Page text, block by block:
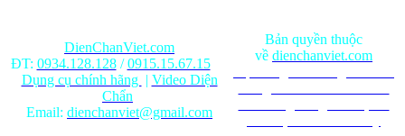
DienChanViet.com
ĐT: 0934.128.128/0915.15.67.15
Dụng cụ chính hãng | Video Diện
Chẩn
Email: dienchanviet@gmail.com
Bản quyền thuộc
về dienchanviet.com